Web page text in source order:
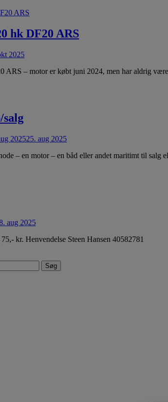
hk DF20 ARS
2025
ARS – motor er købt juni 2024, men har aldrig
202525. aug 2025
– en motor – en båd eller andet maritimt til
aug 2025
kr. Henvendelse Steen Hansen 40582781